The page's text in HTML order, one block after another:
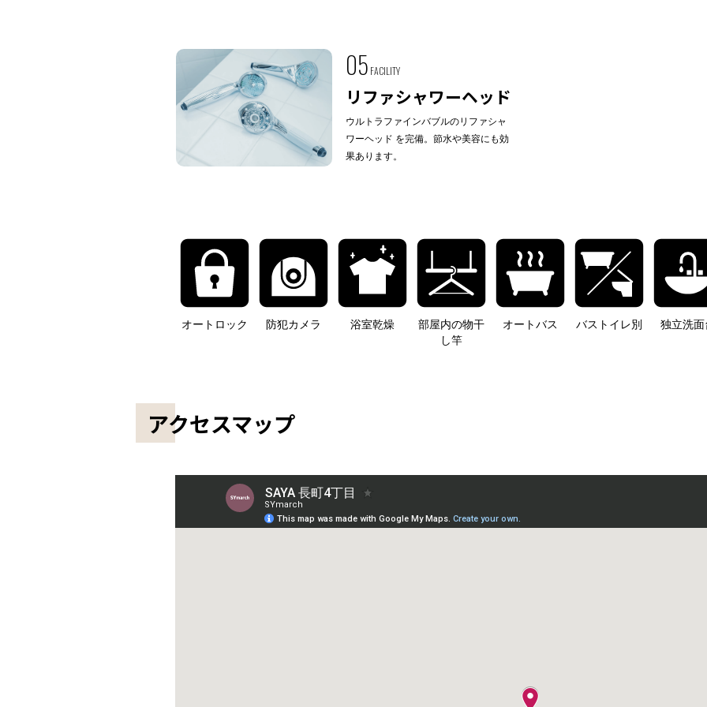
05 FACILITY
リファシャワーヘッド
ウルトラファインバブルのリファシャ
ワーヘッド を完備。節水や美容にも効
果あります。
オートロック 防犯カメラ 浴室乾燥
部屋内の物干
し竿
オートバス バストイレ別 独立洗面
アクセスマップ